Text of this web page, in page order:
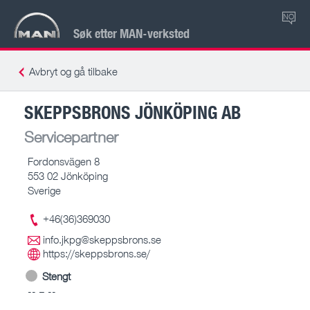
Søk etter MAN-verksted
NO
Avbryt og gå tilbake
SKEPPSBRONS JÖNKÖPING AB
Servicepartner
Fordonsvägen 8
553 02 Jönköping
Sverige
+46(36)369030
info.jkpg@skeppsbrons.se
https://skeppsbrons.se/
Stengt
-- – --